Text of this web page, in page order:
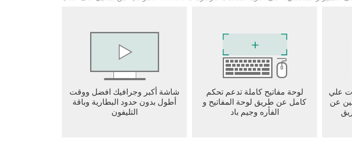
شاشة أكبر وجرافيك افضل ووقت
أطول بدون حدود البطارية وباقة
التليفون
لوحة مفاتيح كاملة تدعم تحكم
كامل عن طريق لوحة المفاتيح و
الفأره وجيم باد
علي
عن